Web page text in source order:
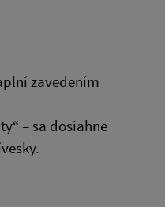
zavedením
– sa dosiahne